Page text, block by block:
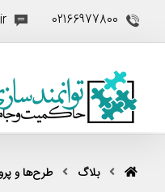
02166977800
بلاگ طرح‌ها و